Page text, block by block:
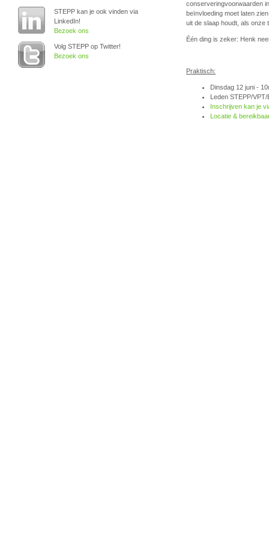
STEPP kan je ook vinden via
LinkedIn!
Bezoek ons
Volg STEPP op Twitter!
Bezoek ons
conserveringvoorwaarden
beïnvloeding moet laten
uit de slaap houdt, als onze
Één ding is zeker: Henk
Praktisch:
Dinsdag 12 juni -
Leden STEPP/
Inschrijven kan je
Locatie &